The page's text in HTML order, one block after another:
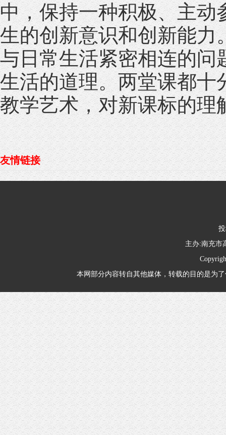
中，保持一种积极、主
生的创新意识和创新能力
与日常生活紧密相连的问
生活的道理。两堂课都十
教学艺术，对新课标的理
友情链接
主办:南充
本网部分内容转自其他媒体，转载的目的是为